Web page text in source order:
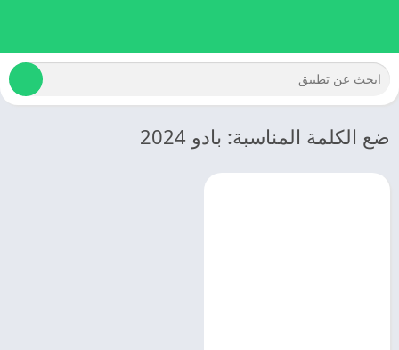
ضع الكلمة المناسبة: بادو 2024